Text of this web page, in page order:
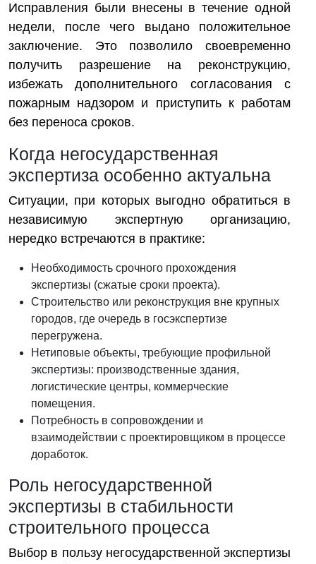
Исправления были внесены в течение одной
недели, после чего выдано положительное
заключение. Это позволило своевременно
получить разрешение на реконструкцию,
избежать дополнительного согласования с
пожарным надзором и приступить к работам
без переноса сроков.
Когда негосударственная
экспертиза особенно актуальна
Ситуации, при которых выгодно обратиться в
независимую экспертную организацию,
нередко встречаются в практике:
Необходимость срочного прохождения
экспертизы (сжатые сроки проекта).
Строительство или реконструкция вне крупных
городов, где очередь в госэкспертизе
перегружена.
Нетиповые объекты, требующие профильной
экспертизы: производственные здания,
логистические центры, коммерческие
помещения.
Потребность в сопровождении и
взаимодействии с проектировщиком в процессе
доработок.
Роль негосударственной
экспертизы в стабильности
строительного процесса
Выбор в пользу негосударственной экспертизы